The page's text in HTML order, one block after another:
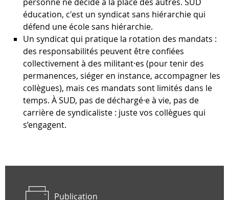
éducation, c'est un syndicat sans hiérarchie qui
défend une école sans hiérarchie.
Un syndicat qui pratique la rotation des mandats :
des responsabilités peuvent être conﬁées
collectivement à des militant·es (pour tenir des
permanences, siéger en instance, accompagner les
collègues), mais ces mandats sont limités dans le
temps. À SUD, pas de déchargé·e à vie, pas de
carrière de syndicaliste : juste vos collègues qui
s’engagent.
Publication